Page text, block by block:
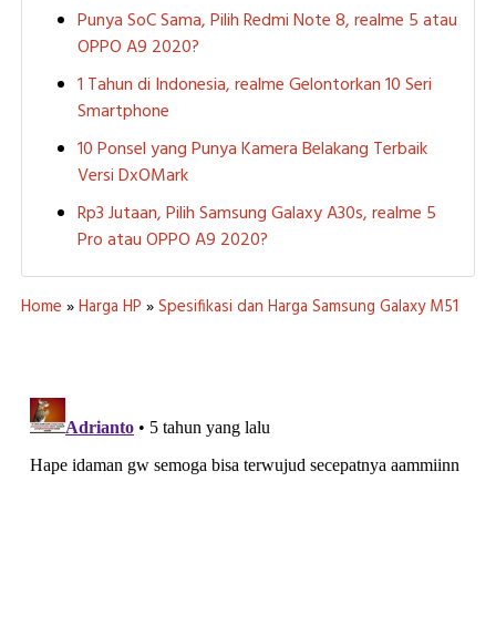
Punya SoC Sama, Pilih Redmi Note 8, realme 5 atau
OPPO A9 2020?
1 Tahun di Indonesia, realme Gelontorkan 10 Seri
Smartphone
10 Ponsel yang Punya Kamera Belakang Terbaik
Versi DxOMark
Rp3 Jutaan, Pilih Samsung Galaxy A30s, realme 5
Pro atau OPPO A9 2020?
Home »Harga HP »Spesifikasi dan Harga Samsung Galaxy M51